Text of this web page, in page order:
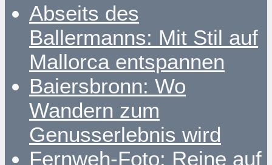
Abseits des
Ballermanns: Mit Stil auf
Mallorca entspannen
Baiersbronn: Wo
Wandern zum
Genusserlebnis wird
Fernweh-Foto: Reine auf